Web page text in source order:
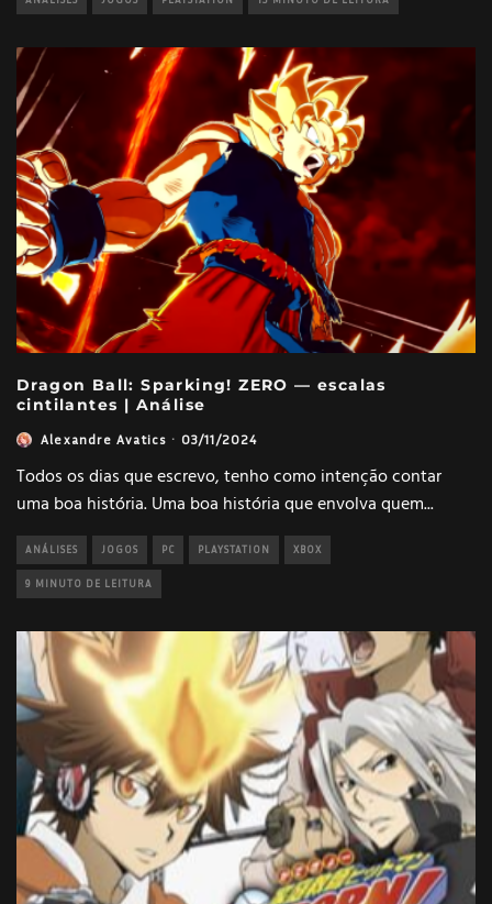
Dragon Ball: Sparking! ZERO — escalas
cintilantes | Análise
Alexandre Avatics · 03/11/2024
Todos os dias que escrevo, tenho como intenção contar
uma boa história. Uma boa história que envolva quem...
ANÁLISES JOGOS PC PLAYSTATION XBOX
9 MINUTO DE LEITURA